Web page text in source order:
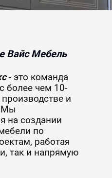
Вайс Мебель
- это команда
более чем 10-
и
Мы
на создании
по
работая
так и напрямую